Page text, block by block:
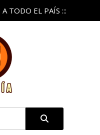
TODO EL PAÍS :::